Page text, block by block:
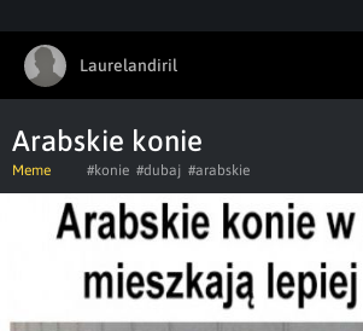
Laurelandiril
Arabskie konie
Meme #konie #dubaj #arabskie